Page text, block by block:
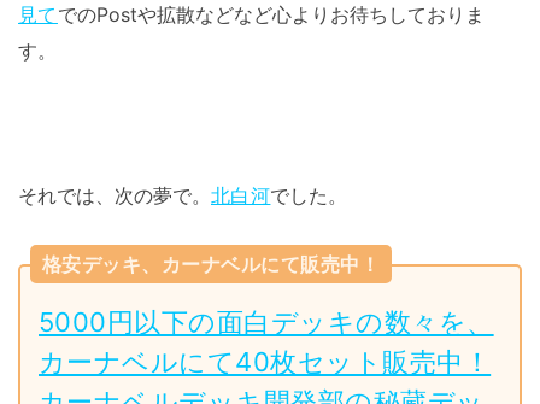
見て でのPostや拡散などなど心よりお待ちしておりま
す。
それでは、次の夢で。 北白河でした。
格安デッキ、カーナベルにて販売中！
5000円以下の面白デッキの数々を、
カーナベルにて40枚セット販売中！